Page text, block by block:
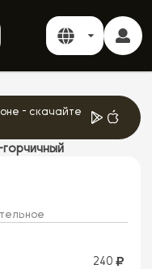
- скачайте
240